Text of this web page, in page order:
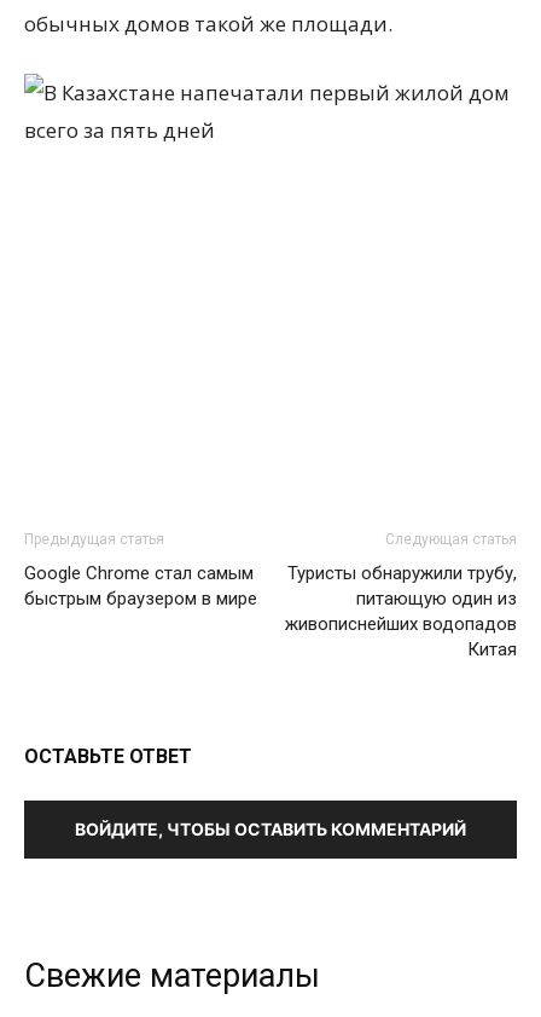
обычных домов такой же площади.
Предыдущая статья
Google Chrome стал самым
быстрым браузером в мире
Следующая статья
Туристы обнаружили трубу,
питающую один из
живописнейших водопадов
Китая
ОСТАВЬТЕ ОТВЕТ
ВОЙДИТЕ, ЧТОБЫ ОСТАВИТЬ КОММЕНТАРИЙ
Свежие материалы